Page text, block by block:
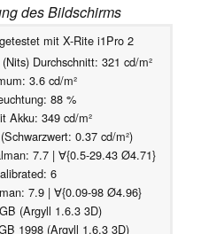
des Bildschirms
mit X-Rite i1Pro 2
Durchschnitt: 321 cd/m²
3.6 cd/m²
88 %
Akku: 349 cd/m²
0.37 cd/m²)
7.7 | ∀{0.5-29.43 Ø4.71}
6
7.9 | ∀{0.09-98 Ø4.96}
(Argyll 1.6.3 3D)
1998 (Argyll 1.6.3 3D)